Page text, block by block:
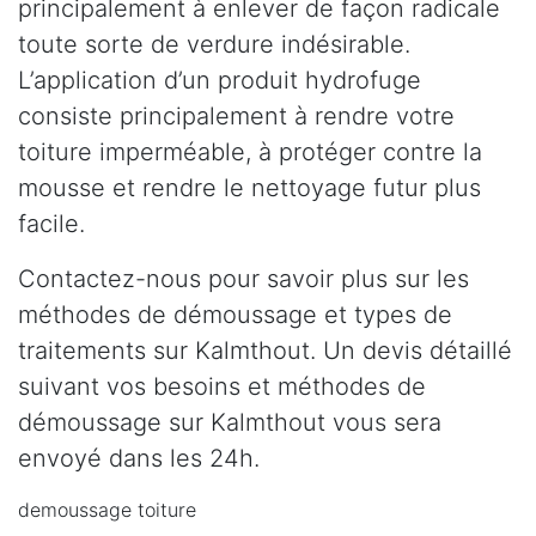
principalement à enlever de façon radicale
toute sorte de verdure indésirable.
L’application d’un produit hydrofuge
consiste principalement à rendre votre
toiture imperméable, à protéger contre la
mousse et rendre le nettoyage futur plus
facile.
Contactez-nous pour savoir plus sur les
méthodes de démoussage et types de
traitements sur Kalmthout. Un devis détaillé
suivant vos besoins et méthodes de
démoussage sur Kalmthout vous sera
envoyé dans les 24h.
demoussage toiture